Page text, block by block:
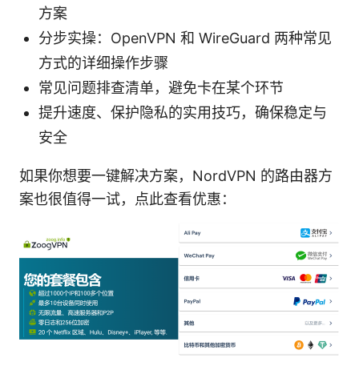
方案
分步实操：OpenVPN 和 WireGuard 两种常见
方式的详细操作步骤
常见问题排查清单，避免卡在某个环节
提升速度、保护隐私的实用技巧，确保稳定与
安全
如果你想要一键解决方案，NordVPN 的路由器方
案也很值得一试，点此查看优惠：